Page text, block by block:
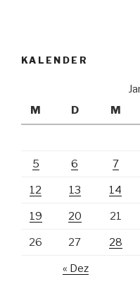
KALENDER
M
D M
5 6 7
12 13 14
19 20 21
26 27 28
« Dez